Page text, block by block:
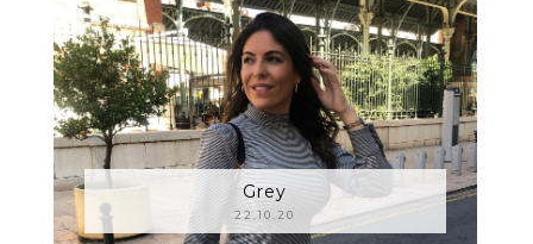
Grey
22.10.20